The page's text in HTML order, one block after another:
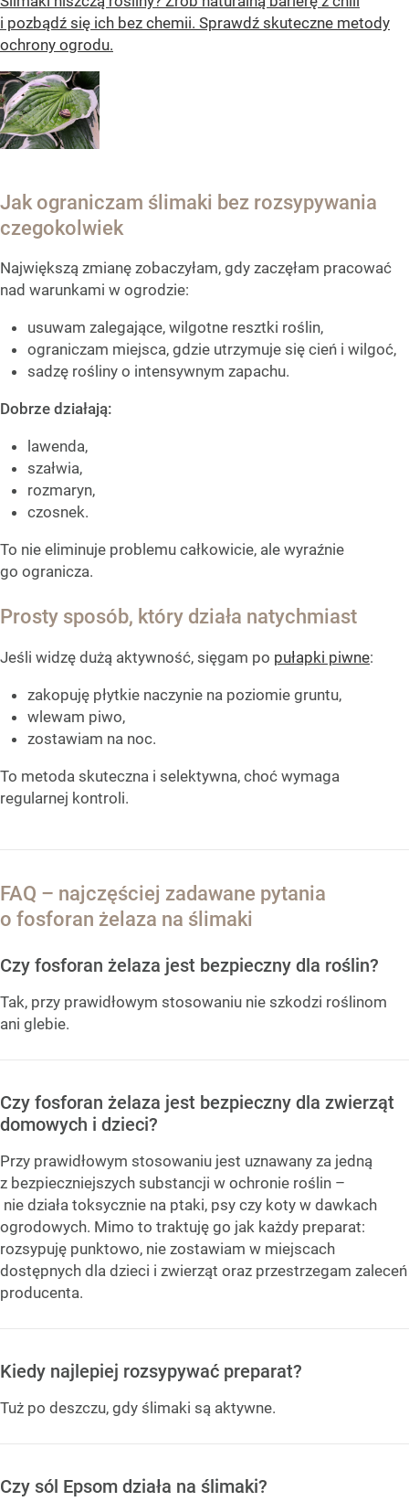
i pozbądź się ich bez chemii. Sprawdź skuteczne metody
ochrony ogrodu.
Jak ograniczam ślimaki bez rozsypywania
czegokolwiek
Największą zmianę zobaczyłam, gdy zaczęłam pracować
nad warunkami w ogrodzie:
usuwam zalegające, wilgotne resztki roślin,
ograniczam miejsca, gdzie utrzymuje się cień i wilgoć,
sadzę rośliny o intensywnym zapachu.
Dobrze działają:
lawenda,
szałwia,
rozmaryn,
czosnek.
To nie eliminuje problemu całkowicie, ale wyraźnie
go ogranicza.
Prosty sposób, który działa natychmiast
Jeśli widzę dużą aktywność, sięgam po pułapki piwne:
zakopuję płytkie naczynie na poziomie gruntu,
wlewam piwo,
zostawiam na noc.
To metoda skuteczna i selektywna, choć wymaga
regularnej kontroli.
FAQ – najczęściej zadawane pytania
o fosforan żelaza na ślimaki
Czy fosforan żelaza jest bezpieczny dla roślin?
Tak, przy prawidłowym stosowaniu nie szkodzi roślinom
ani glebie.
Czy fosforan żelaza jest bezpieczny dla zwierząt
domowych i dzieci?
Przy prawidłowym stosowaniu jest uznawany za jedną
z bezpieczniejszych substancji w ochronie roślin –
nie działa toksycznie na ptaki, psy czy koty w dawkach
ogrodowych. Mimo to traktuję go jak każdy preparat:
rozsypuję punktowo, nie zostawiam w miejscach
dostępnych dla dzieci i zwierząt oraz przestrzegam zaleceń
producenta.
Kiedy najlepiej rozsypywać preparat?
Tuż po deszczu, gdy ślimaki są aktywne.
Czy sól Epsom działa na ślimaki?